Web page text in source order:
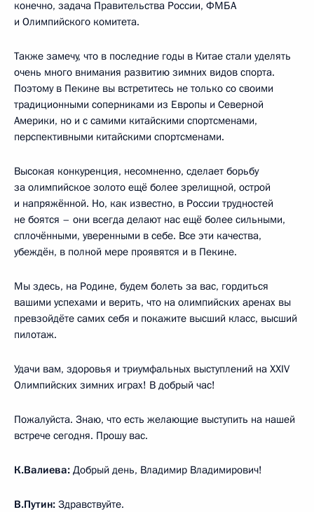
конечно, задача Правительства России, ФМБА
и Олимпийского комитета.
Также замечу, что в последние годы в Китае стали уделять
очень много внимания развитию зимних видов спорта.
Поэтому в Пекине вы встретитесь не только со своими
традиционными соперниками из Европы и Северной
Америки, но и с самими китайскими спортсменами,
перспективными китайскими спортсменами.
Высокая конкуренция, несомненно, сделает борьбу
за олимпийское золото ещё более зрелищной, острой
и напряжённой. Но, как известно, в России трудностей
не боятся – они всегда делают нас ещё более сильными,
сплочёнными, уверенными в себе. Все эти качества,
убеждён, в полной мере проявятся и в Пекине.
Мы здесь, на Родине, будем болеть за вас, гордиться
вашими успехами и верить, что на олимпийских аренах вы
превзойдёте самих себя и покажите высший класс, высший
пилотаж.
Удачи вам, здоровья и триумфальных выступлений на XXIV
Олимпийских зимних играх! В добрый час!
Пожалуйста. Знаю, что есть желающие выступить на нашей
встрече сегодня. Прошу вас.
К.Валиева: Добрый день, Владимир Владимирович!
В.Путин: Здравствуйте.